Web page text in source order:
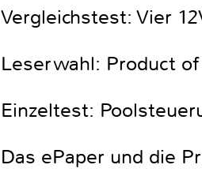
Vergleichstest: Vier
Leserwahl: Product
Einzeltest:
Das ePaper und die